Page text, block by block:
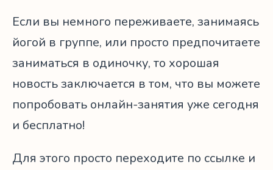
Если вы немного переживаете, занимаясь
йогой в группе, или просто предпочитаете
заниматься в одиночку, то хорошая
новость заключается в том, что вы можете
попробовать онлайн-занятия уже сегодня
и бесплатно!
Для этого просто переходите по ссылке и